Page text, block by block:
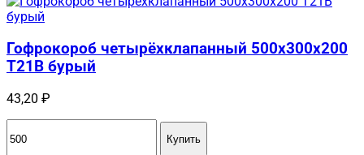
Гофрокороб четырёхклапанный 500х300х200
Т21В бурый
43,20 ₽
Купить